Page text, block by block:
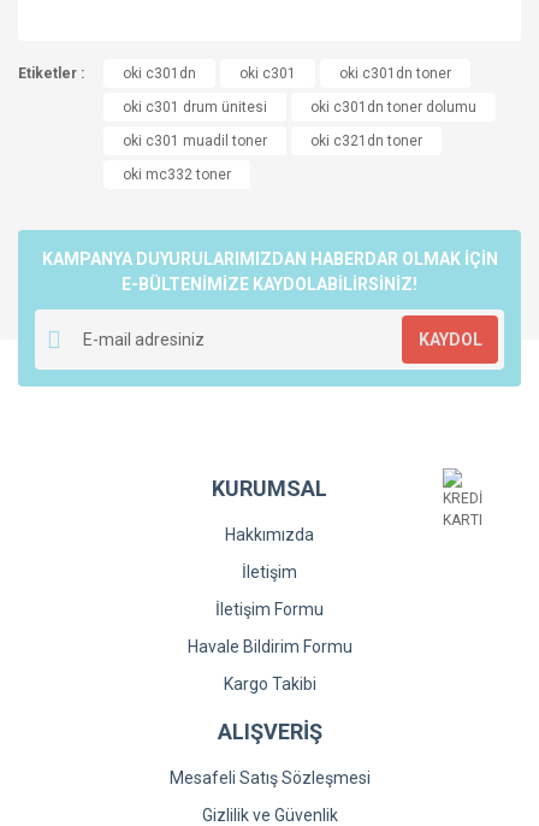
konularda yetersiz gördüğünüz noktaları öneri formunu
kullanarak tarafımıza iletebilirsiniz.
Ürün resmi kalitesiz, bozuk veya görüntülenemiyor.
Ürün bilgilerinde hatalar bulunuyor.
Ürün fiyatı diğer sitelerden daha pahalı.
Etiketler : oki c301dn oki c301
oki c301dn toner
oki c301 drum ünitesi
oki c301dn toner dolumu
oki c301 muadil toner
oki c321dn toner
oki mc332 toner
KAMPANYA DUYURULARIMIZDAN HABERDAR OLMAK İÇİN
E-BÜLTENİMİZE KAYDOLABİLİRSİNİZ!
KAYDOL
KURUMSAL
Hakkımızda
İletişim
İletişim Formu
Havale Bildirim Formu
Kargo Takibi
ALIŞVERİŞ
Mesafeli Satış Sözleşmesi
Gizlilik ve Güvenlik